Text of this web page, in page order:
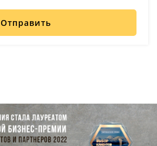
Отправить